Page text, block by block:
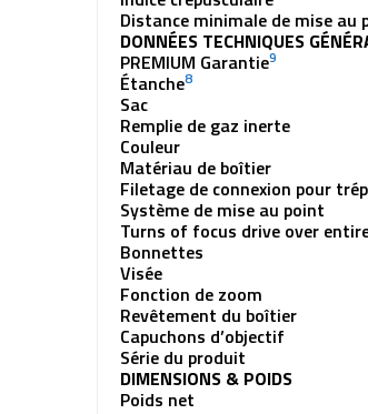
Distance minimale de mise au
DONNÉES TECHNIQUES
PREMIUM Garantie9
Étanche8
Sac
Remplie de gaz inerte
Couleur
Matériau de boîtier
Filetage de connexion pour
Système de mise au point
Turns of focus drive over
Bonnettes
Visée
Fonction de zoom
Revêtement du boîtier
Capuchons d’objectif
Série du produit
DIMENSIONS & POIDS
Poids net